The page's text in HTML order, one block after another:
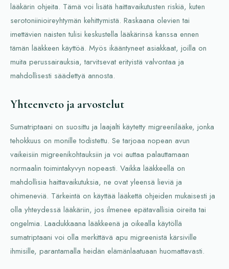
lääkärin ohjeita. Tämä voi lisätä haittavaikutusten riskiä, kuten
serotoniinioireyhtymän kehittymistä. Raskaana olevien tai
imettävien naisten tulisi keskustella lääkärinsä kanssa ennen
tämän lääkkeen käyttöä. Myös ikääntyneet asiakkaat, joilla on
muita perussairauksia, tarvitsevat erityistä valvontaa ja
mahdollisesti säädettyä annosta.
Yhteenveto ja arvostelut
Sumatriptaani on suosittu ja laajalti käytetty migreenilääke, jonka
tehokkuus on monille todistettu. Se tarjoaa nopean avun
vaikeisiin migreenikohtauksiin ja voi auttaa palauttamaan
normaalin toimintakyvyn nopeasti. Vaikka lääkkeellä on
mahdollisia haittavaikutuksia, ne ovat yleensä lieviä ja
ohimeneviä. Tärkeintä on käyttää lääkettä ohjeiden mukaisesti ja
olla yhteydessä lääkäriin, jos ilmenee epätavallisia oireita tai
ongelmia. Laadukkaana lääkkeenä ja oikealla käytöllä
sumatriptaani voi olla merkittävä apu migreenistä kärsiville
ihmisille, parantamalla heidän elämänlaatuaan huomattavasti.